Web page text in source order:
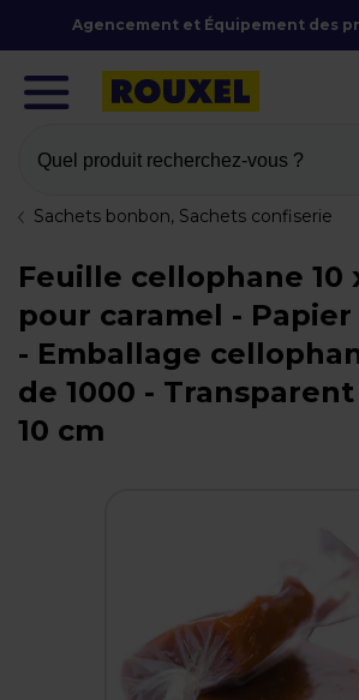
Agencement et Équipement des
Quel produit recherchez-vous ?
Sachets bonbon, Sachets confiserie
Feuille cellophane 10
pour caramel -
- Emballage
de 1000 - Transparent
10 cm